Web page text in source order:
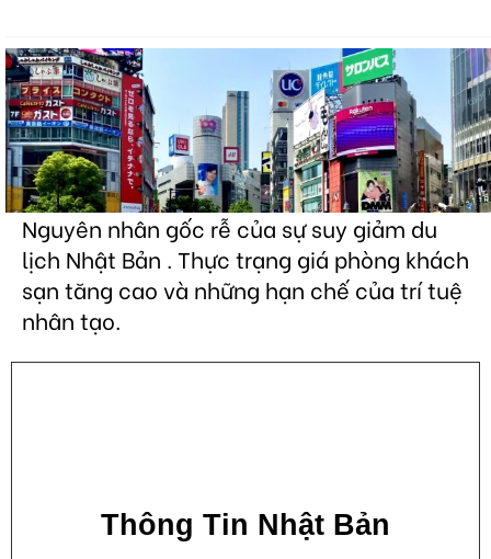
Nguyên nhân gốc rễ của sự suy giảm du
lịch Nhật Bản . Thực trạng giá phòng khách
sạn tăng cao và những hạn chế của trí tuệ
nhân tạo.
Thông Tin Nhật Bản